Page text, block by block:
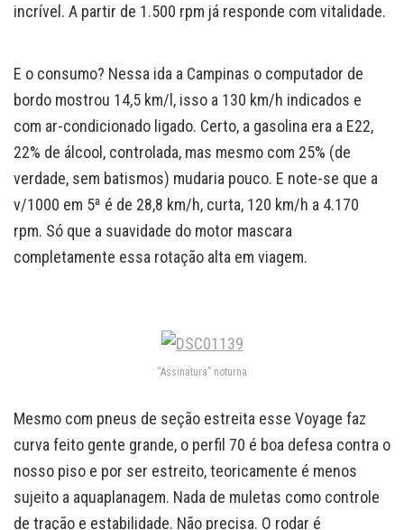
incrível. A partir de 1.500 rpm já responde com vitalidade.
E o consumo? Nessa ida a Campinas o computador de
bordo mostrou 14,5 km/l, isso a 130 km/h indicados e
com ar-condicionado ligado. Certo, a gasolina era a E22,
22% de álcool, controlada, mas mesmo com 25% (de
verdade, sem batismos) mudaria pouco. E note-se que a
v/1000 em 5ª é de 28,8 km/h, curta, 120 km/h a 4.170
rpm. Só que a suavidade do motor mascara
completamente essa rotação alta em viagem.
“Assinatura” noturna
Mesmo com pneus de seção estreita esse Voyage faz
curva feito gente grande, o perfil 70 é boa defesa contra o
nosso piso e por ser estreito, teoricamente é menos
sujeito a aquaplanagem. Nada de muletas como controle
de tração e estabilidade. Não precisa. O rodar é